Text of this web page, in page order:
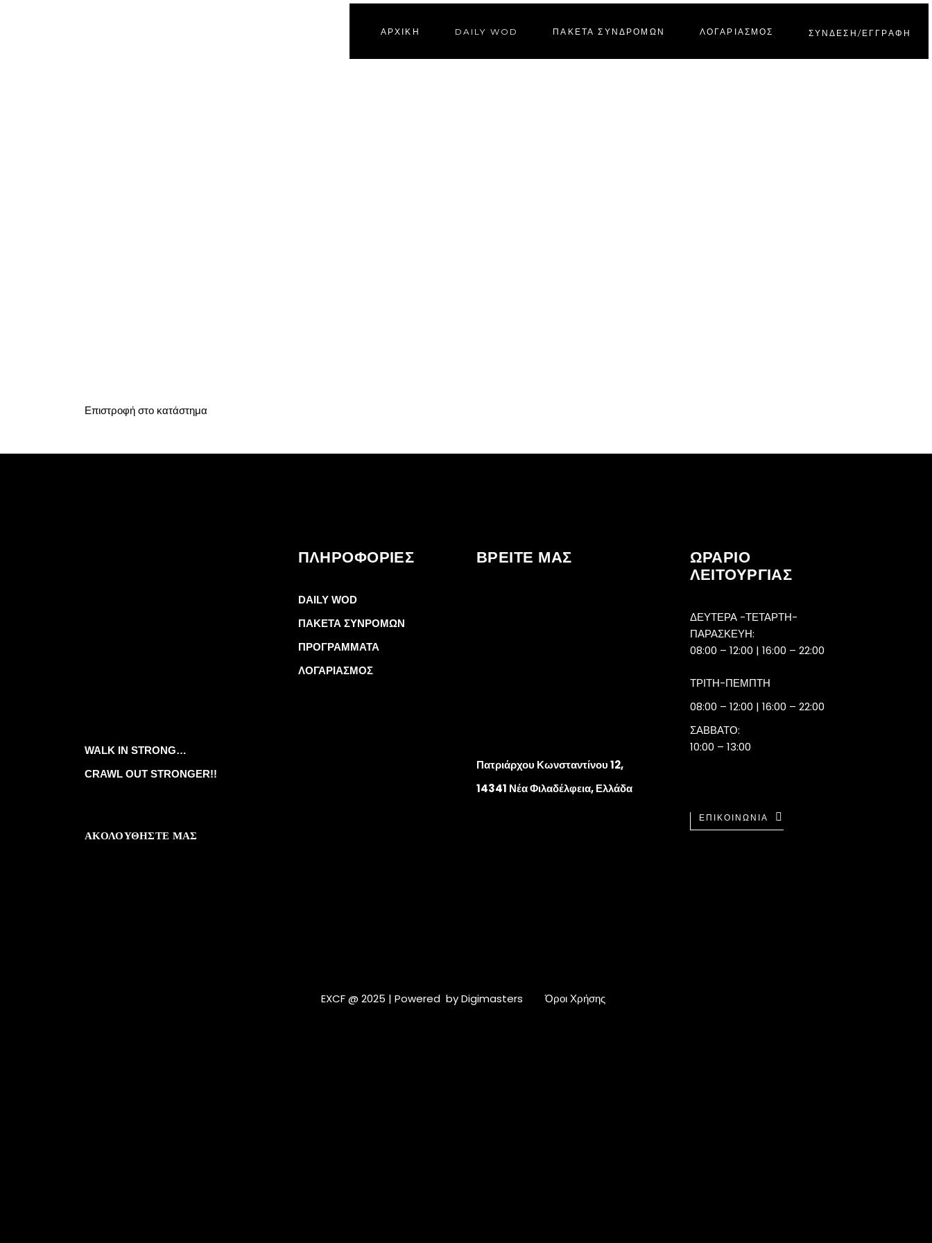
ΑΡΧΙΚΗ DAILY WOD ΠΑΚΕΤΑ ΣΥΝΔΡΟΜΩΝ ΛΟΓΑΡΙΑΣΜΟΣ ΣΥΝΔΕΣΗ/ΕΓΓΡΑΦΗ
Επιστροφή στο κατάστημα
WALK IN STRONG…
CRAWL OUT STRONGER!!
ΑΚΟΛΟΥΘΗΣΤΕ ΜΑΣ
ΠΛΗΡΟΦΟΡΊΕΣ
DAILY WOD
ΠΑΚΕΤΑ ΣΥΝΡΟΜΩΝ
ΠΡΟΓΡΑΜΜΑΤΑ
ΛΟΓΑΡΙΑΣΜΟΣ
ΒΡΕΙΤΕ ΜΑΣ
Πατριάρχου Κωνσταντίνου 12,
14341 Νέα Φιλαδέλφεια, Ελλάδα
ΩΡΑΡΙΟ
ΛΕΙΤΟΥΡΓΙΑΣ
ΔΕΥΤΕΡΑ -ΤΕΤΑΡΤΗ-
ΠΑΡΑΣΚΕΥΗ:
08:00 – 12:00 | 16:00 – 22:00
ΤΡΙΤΗ-ΠΕΜΠΤΗ
08:00 – 12:00 | 16:00 – 22:00
ΣΑΒΒΑΤΟ:
10:00 – 13:00
ΕΠΙΚΟΙΝΩΝΙΑ
EXCF @ 2025 | Powered byDigimasters Όροι Χρήσης